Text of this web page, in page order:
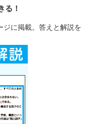
る！
ジに掲載。答えと解説を